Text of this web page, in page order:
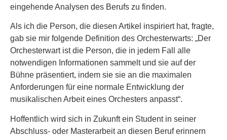
eingehende Analysen des Berufs zu finden.
Als ich die Person, die diesen Artikel inspiriert hat, fragte,
gab sie mir folgende Definition des Orchesterwarts: „Der
Orchesterwart ist die Person, die in jedem Fall alle
notwendigen Informationen sammelt und sie auf der
Bühne präsentiert, indem sie sie an die maximalen
Anforderungen für eine normale Entwicklung der
musikalischen Arbeit eines Orchesters anpasst“.
Hoffentlich wird sich in Zukunft ein Student in seiner
Abschluss- oder Masterarbeit an diesen Beruf erinnern